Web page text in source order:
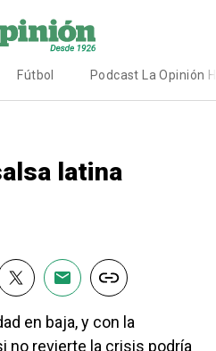
Fútbol Podcast La Opinión
latina
en baja, y con la
no revierte la crisis podría